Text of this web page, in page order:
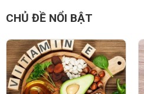
quynhgiang1102
cảm ơn add nhé mình
0 Thích Trả lời